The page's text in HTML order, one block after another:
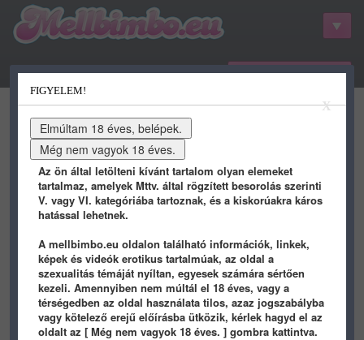
belépés / regisztráció
kategóriák hots gifs porn
youtube qdb
2025-07-13 SUNDAY
1 éve 1 éve
X
FIGYELEM!
Az ön által letölteni kívánt tartalom olyan elemeket
tartalmaz, amelyek Mttv. által rögzített besorolás szerinti
V. vagy VI. kategóriába tartoznak, és a kiskorúakra káros
hatással lehetnek.
A mellbimbo.eu oldalon található információk, linkek,
képek és videók erotikus tartalmúak, az oldal a
szexualitás témáját nyíltan, egyesek számára sértően
kezeli. Amennyiben nem múltál el 18 éves, vagy a
térségedben az oldal használata tilos, azaz jogszabályba
vagy kötelező erejű előírásba ütközik, kérlek hagyd el az
oldalt az [ Még nem vagyok 18 éves. ] gombra kattintva.